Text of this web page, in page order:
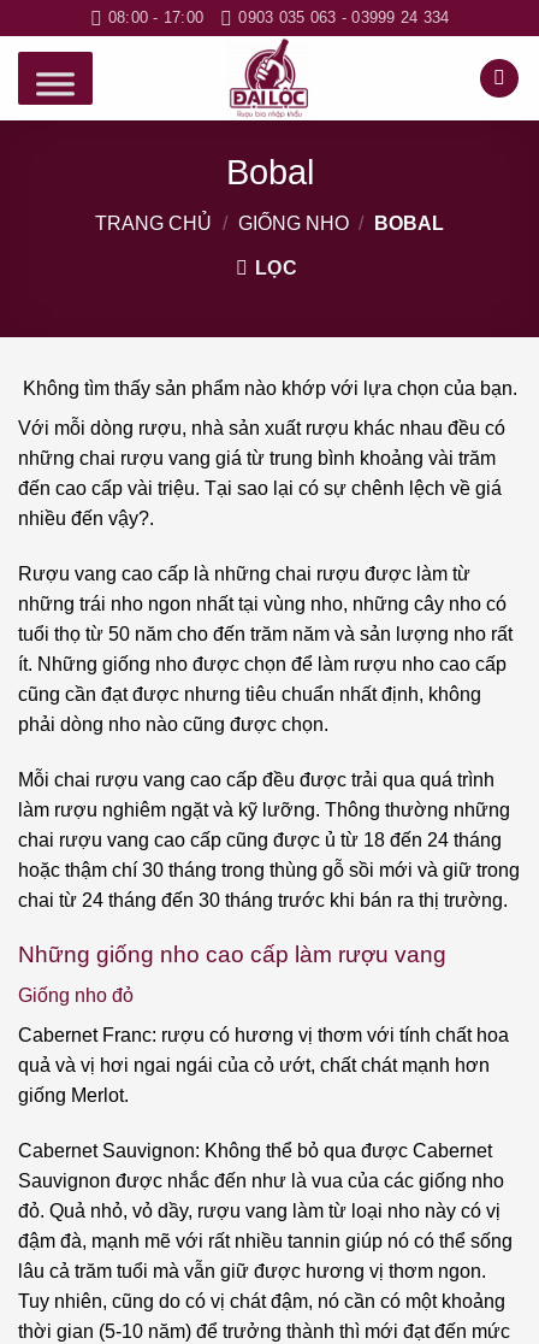
dung
08:00 - 17:00 0903 035 063 - 03999 24 334
Bobal
TRANG CHỦ / GIỐNG NHO / BOBAL
LỌC
Không tìm thấy sản phẩm nào khớp với lựa chọn của bạn.
Với mỗi dòng rượu, nhà sản xuất rượu khác nhau đều có
những chai rượu vang giá từ trung bình khoảng vài trăm
đến cao cấp vài triệu. Tại sao lại có sự chênh lệch về giá
nhiều đến vậy?.
Rượu vang cao cấp là những chai rượu được làm từ
những trái nho ngon nhất tại vùng nho, những cây nho có
tuổi thọ từ 50 năm cho đến trăm năm và sản lượng nho rất
ít. Những giống nho được chọn để làm rượu nho cao cấp
cũng cần đạt được nhưng tiêu chuẩn nhất định, không
phải dòng nho nào cũng được chọn.
Mỗi chai rượu vang cao cấp đều được trải qua quá trình
làm rượu nghiêm ngặt và kỹ lưỡng. Thông thường những
chai rượu vang cao cấp cũng được ủ từ 18 đến 24 tháng
hoặc thậm chí 30 tháng trong thùng gỗ sồi mới và giữ trong
chai từ 24 tháng đến 30 tháng trước khi bán ra thị trường.
Những giống nho cao cấp làm rượu vang
Giống nho đỏ
Cabernet Franc: rượu có hương vị thơm với tính chất hoa
quả và vị hơi ngai ngái của cỏ ướt, chất chát mạnh hơn
giống Merlot.
Cabernet Sauvignon: Không thể bỏ qua được Cabernet
Sauvignon được nhắc đến như là vua của các giống nho
đỏ. Quả nhỏ, vỏ dầy, rượu vang làm từ loại nho này có vị
đậm đà, mạnh mẽ với rất nhiều tannin giúp nó có thể sống
lâu cả trăm tuổi mà vẫn giữ được hương vị thơm ngon.
Tuy nhiên, cũng do có vị chát đậm, nó cần có một khoảng
thời gian (5-10 năm) để trưởng thành thì mới đạt đến mức